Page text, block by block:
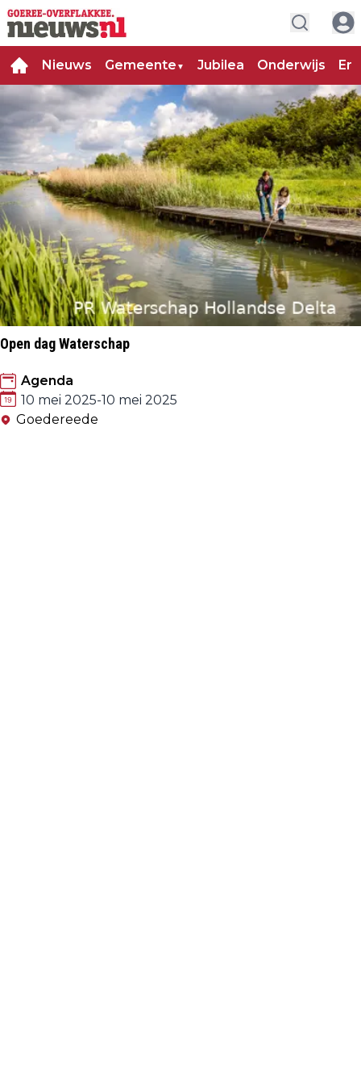
Nieuws Gemeente ▼ Jubilea Onderwijs
Open dag Waterschap
Agenda
10 mei 2025-10 mei 2025
Goedereede